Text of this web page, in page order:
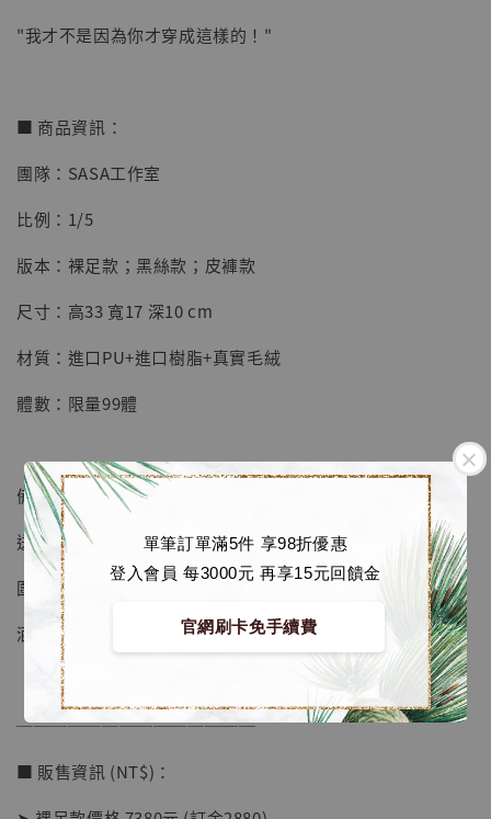
單筆訂單滿5件 享98折優惠
登入會員 每3000元 再享15元回饋金
官網刷卡免手續費
【店內現貨】七龍珠 系列蒐藏雕像 悟空 鳥山
NT$ 4,280
"我才不是因為你才穿成這樣的！"
■ 商品資訊：
團隊：SASA工作室
比例：1/5
版本：裸足款；黑絲款；皮褲款
尺寸：高33 寬17 深10 cm
材質：進口PU+進口樹脂+真實毛絨
體數：限量99體
備註：
送特典杯墊
圍肩是真實毛絨，可卸下
酒櫃帶燈
──────────────
■ 販售資訊 (NT$)：